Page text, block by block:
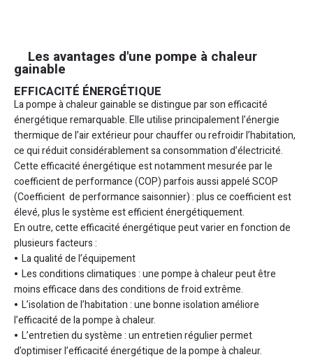
Les avantages d'une pompe à chaleur
gainable
EFFICACITÉ ÉNERGÉTIQUE
La pompe à chaleur gainable se distingue par son efficacité
énergétique remarquable. Elle utilise principalement l’énergie
thermique de l’air extérieur pour chauffer ou refroidir l’habitation,
ce qui réduit considérablement sa consommation d’électricité.
Cette efficacité énergétique est notamment mesurée par le
coefficient de performance (COP) parfois aussi appelé SCOP
(Coefficient de performance saisonnier) : plus ce coefficient est
élevé, plus le système est efficient énergétiquement.
En outre, cette efficacité énergétique peut varier en fonction de
plusieurs facteurs :
La qualité de l’équipement
Les conditions climatiques : une pompe à chaleur peut être
moins efficace dans des conditions de froid extrême.
L’isolation de l’habitation : une bonne isolation améliore
l’efficacité de la pompe à chaleur.
L’entretien du système : un entretien régulier permet
d’optimiser l’efficacité énergétique de la pompe à chaleur.